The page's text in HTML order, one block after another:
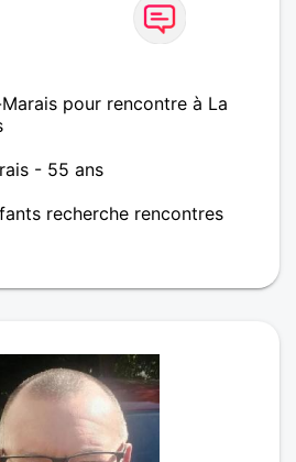
pour rencontre à La
- 55 ans
recherche rencontres